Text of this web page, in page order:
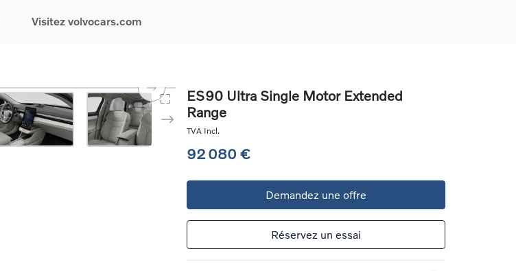
Voitures électriques
Voitures hybrides
rechargeables
Visitez volvocars.com
Financement
Assurances
Réservez un essai
Entretien & Réparations
Reprise de votre voiture
Service de dépannage
Trouver un distributeur
ES90 Ultra Single Motor Extended
Range
TVA Incl.
92 080 €
Demandez une offre
Réservez un essai